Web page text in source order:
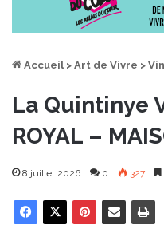
Accueil > Art de Vivre >
La Quintinye
ROYAL –
8 juillet 2026 0 327